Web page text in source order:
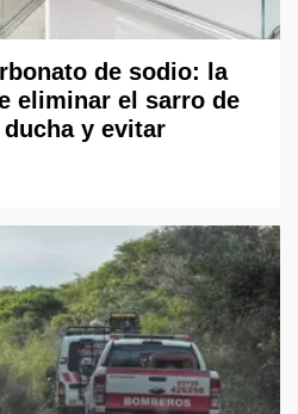
de sodio: la
eliminar el sarro de
y evitar